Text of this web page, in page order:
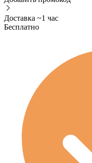
Доставка ~1 час
Бесплатно